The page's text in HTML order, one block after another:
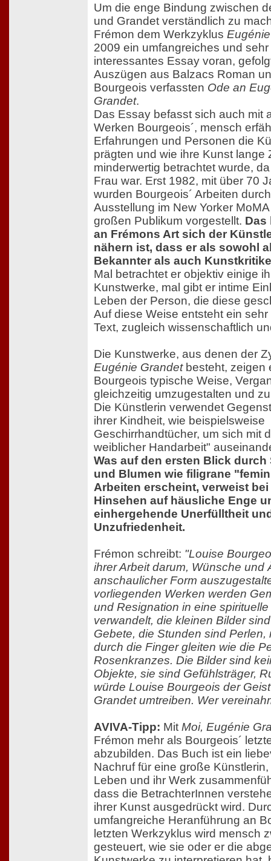
Um die enge Bindung zwischen
und Grandet verständlich zu
Frémon dem Werkzyklus
2009 ein umfangreiches und sehr
interessantes Essay voran,
Auszügen aus Balzacs Roman
Bourgeois verfassten Ode an
Grandet.
Das Essay befasst sich auch mit
Werken Bourgeois´, mensch
Erfahrungen und Personen die
prägten und wie ihre Kunst lange
minderwertig betrachtet wurde,
Frau war. Erst 1982, mit über 70
wurden Bourgeois´ Arbeiten
Ausstellung im New Yorker
großen Publikum vorgestellt. Das
an Frémons Art sich der
nähern ist, dass er als sowohl
Bekannter als auch
Mal betrachtet er objektiv einige
Kunstwerke, mal gibt er intime
Leben der Person, die diese
Auf diese Weise entsteht ein
Text, zugleich wissenschaftlich
Die Kunstwerke, aus denen der
Eugénie Grandetbesteht, zeigen
Bourgeois typische Weise,
gleichzeitig umzugestalten und
Die Künstlerin verwendet
ihrer Kindheit, wie beispielsweise
Geschirrhandtücher, um sich mit
weiblicher Handarbeit"
Was auf den ersten Blick durch
und Blumen wie filigrane
Arbeiten erscheint, verweist
Hinsehen auf häusliche Enge
einhergehende Unerfülltheit
Unzufriedenheit.
Frémon schreibt: "Louise
ihrer Arbeit darum, Wünsche und
anschaulicher Form
vorliegenden Werken werden
und Resignation in eine
verwandelt, die kleinen Bilder
Gebete, die Stunden sind Perlen,
durch die Finger gleiten wie die
Rosenkranzes. Die Bilder sind
Objekte, sie sind Gefühlsträger,
würde Louise Bourgeois der
Grandet umtreiben. Wer
AVIVA-Tipp: Mit Moi, Eugénie
Frémon mehr als Bourgeois´
abzubilden. Das Buch ist ein
Nachruf für eine große
Leben und ihr Werk
dass die BetrachterInnen
ihrer Kunst ausgedrückt wird.
umfangreiche Heranführung an
letzten Werkzyklus wird mensch
gesteuert, wie sie oder er die